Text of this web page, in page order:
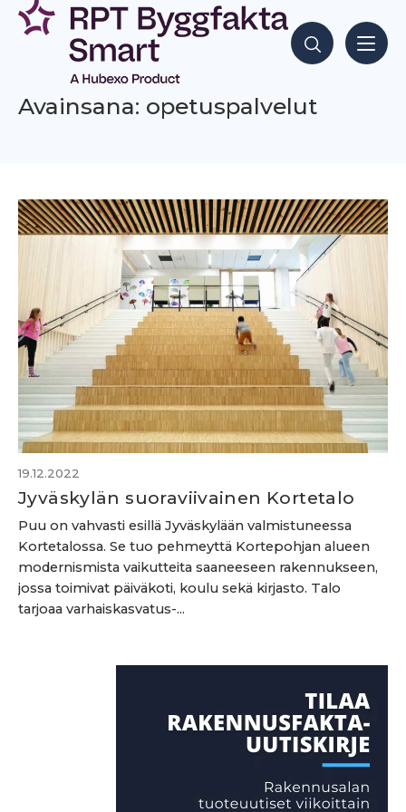
Siirry
sisältöön
Hae sisältöjä
Avainsana: opetuspalvelut
19.12.2022
Jyväskylän suoraviivainen Kortetalo
Puu on vahvasti esillä Jyväskylään valmistuneessa
Kortetalossa. Se tuo pehmeyttä Kortepohjan alueen
modernismista vaikutteita saaneeseen rakennukseen,
jossa toimivat päiväkoti, koulu sekä kirjasto. Talo
tarjoaa varhaiskasvatus-...